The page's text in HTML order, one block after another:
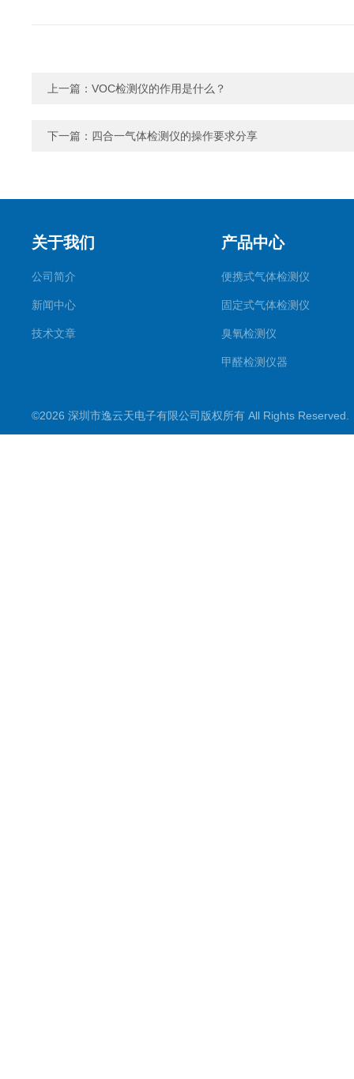
上一篇： VOC检测仪的作用是什么？
下一篇： 四合一气体检测仪的操作要求分享
关于我们
公司简介
新闻中心
技术文章
产品中心
便携式气体检测仪
固定式气体检测仪
臭氧检测仪
甲醛检测仪器
气体报警控制主机
©2026 深圳市逸云天电子有限公司版权所有 All Rights